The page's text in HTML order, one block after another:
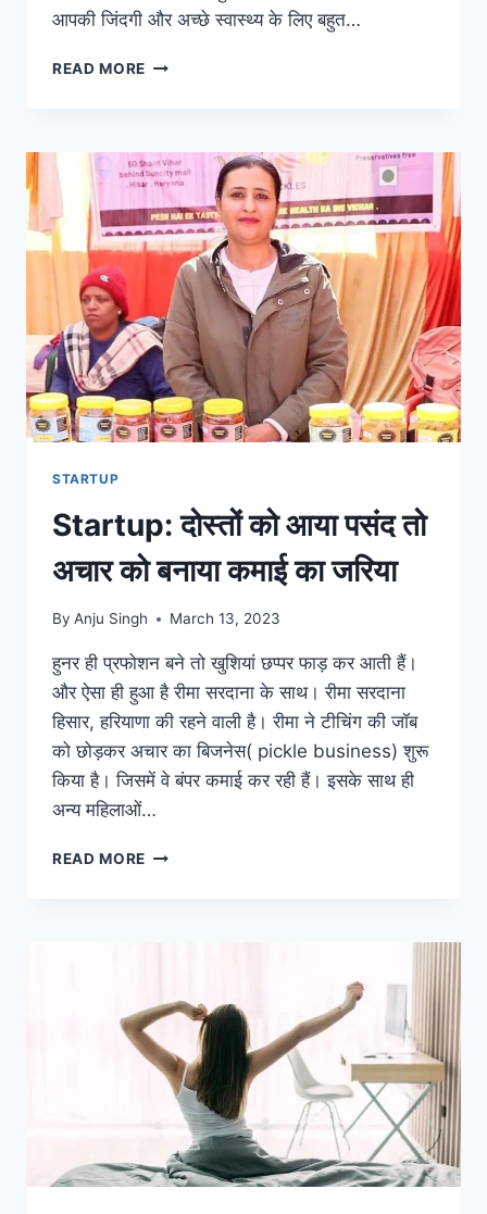
आपकी जिंदगी और अच्छे स्वास्थ्य के लिए बहुत…
READ MORE नींद
दिलचस्प
फैक्ट्स
देंगे
आपकी
STARTUP
Startup: दोस्तों को आया पसंद तो
अचार को बनाया कमाई का जरिया
By Anju Singh March 13, 2023
हुनर ही प्रफोशन बने तो खुशियां छप्पर फाड़ कर आती हैं।
और ऐसा ही हुआ है रीमा सरदाना के साथ। रीमा सरदाना
हिसार, हरियाणा की रहने वाली है। रीमा ने टीचिंग की जॉब
को छोड़कर अचार का बिजनेस( pickle business) शुरू
किया है। जिसमें वे बंपर कमाई कर रही हैं। इसके साथ ही
अन्य महिलाओं…
READ MORE STARTUP:
पसंद
को
बनाया
कमाई
जरिया